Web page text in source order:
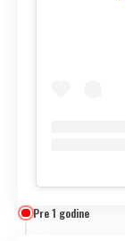
Pre 1 godine